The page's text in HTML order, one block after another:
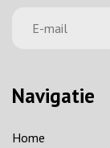
Navigatie
Home